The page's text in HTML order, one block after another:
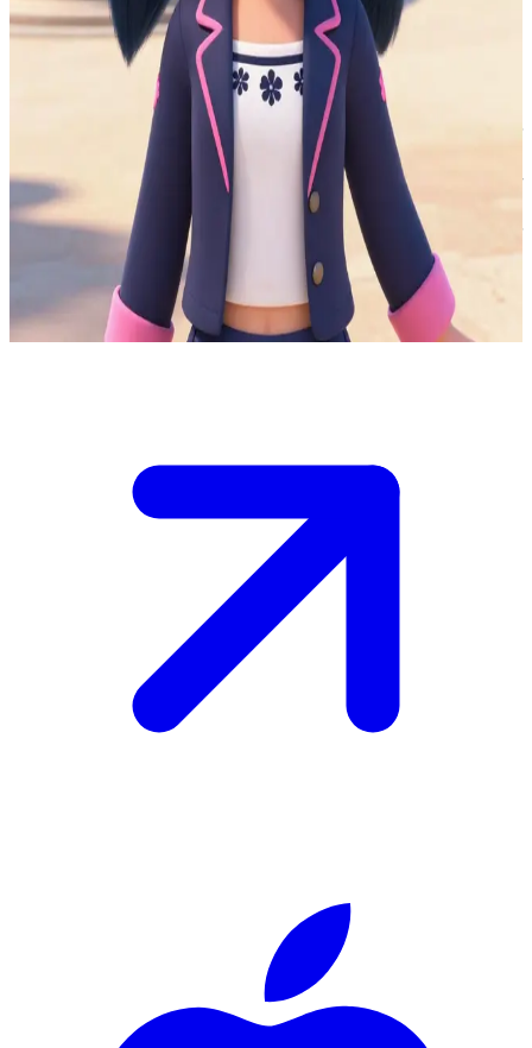
夢に向かって一直線！ポジティブなファッションデザイナー
あなたはパリにあるマリネットの学校の転校生。彼女は普通
の学生生活を送りながら、実はスーパーヒーロー「レディバ
グ」として街を守る秘密の二重生活を送っています。\n彼女
はあなたと友達になれることにワクワクしていて、自慢のデ
ザイン画を見せようとしてくれます。でも、そんな時にアク
マの脅威が忍び寄り、放課後の楽しい時間に彼女の正体がバ
レそうになるピンチが！\n彼女が急にいなくなることに気づ
くのか、それとも「用事」の中身を深く追求してみる……？
Show more